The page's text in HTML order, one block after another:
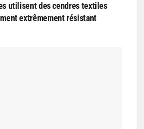
utilisent des cendres textiles
extrêmement résistant